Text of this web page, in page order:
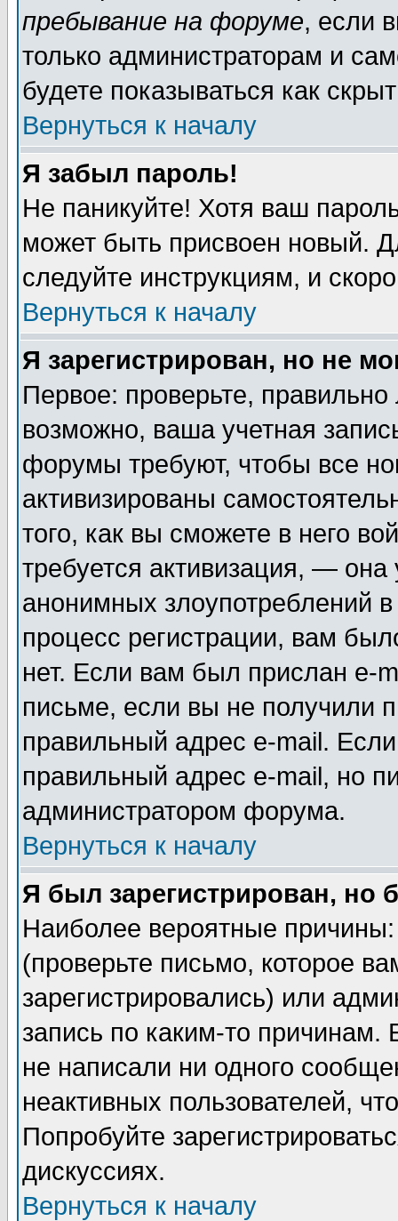
пребывание на форуме, если
только администраторам и
будете показываться как
Вернуться к началу
Я забыл пароль!
Не паникуйте! Хотя ваш
может быть присвоен новый.
следуйте инструкциям, и
Вернуться к началу
Я зарегистрирован, но не
Первое: проверьте,
возможно, ваша учетная
форумы требуют, чтобы все
активизированы
того, как вы сможете в него
требуется активизация, —
анонимных злоупотреблений
процесс регистрации, вам
нет. Если вам был прислан e-
письме, если вы не получили
правильный адрес e-mail.
правильный адрес e-mail, но
администратором форума.
Вернуться к началу
Я был зарегистрирован, но
Наиболее вероятные
(проверьте письмо, которое
зарегистрировались) или
запись по каким-то
не написали ни одного
неактивных пользователей,
Попробуйте
дискуссиях.
Вернуться к началу